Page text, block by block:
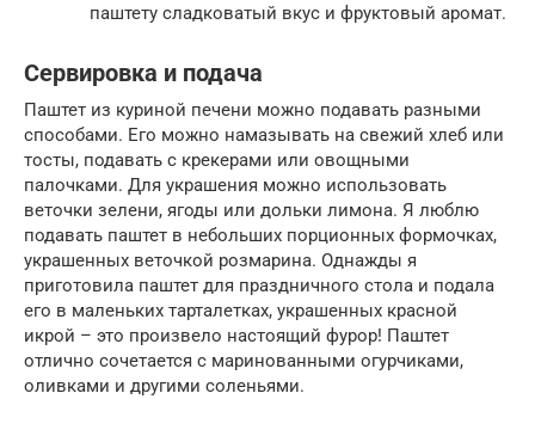
паштету сладковатый вкус и фруктовый аромат.
Сервировка и подача
Паштет из куриной печени можно подавать разными
способами. Его можно намазывать на свежий хлеб или
тосты, подавать с крекерами или овощными
палочками. Для украшения можно использовать
веточки зелени, ягоды или дольки лимона. Я люблю
подавать паштет в небольших порционных формочках,
украшенных веточкой розмарина. Однажды я
приготовила паштет для праздничного стола и подала
его в маленьких тарталетках, украшенных красной
икрой – это произвело настоящий фурор! Паштет
отлично сочетается с маринованными огурчиками,
оливками и другими соленьями.